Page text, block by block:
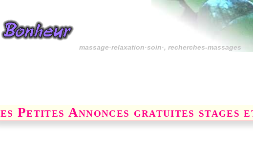
massage·relaxation·soin·, recherches-massages
Les Petites Annonces gratuites stages